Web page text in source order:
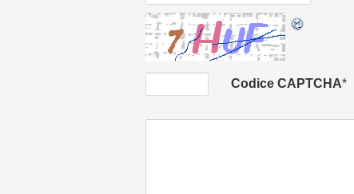
Codice CAPTCHA*